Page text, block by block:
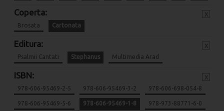
Coperta:
Brosata Cartonata
Editura:
Psalmii Cantati Stephanus Multimedia Arad
ISBN:
978-606-95469-2-5 978-606-95469-3-2 978-606-698-054-8
978-606-95469-5-6 978-606-95469-1-8 978-973-88771-6-0